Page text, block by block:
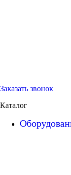
Заказать звонок
Каталог